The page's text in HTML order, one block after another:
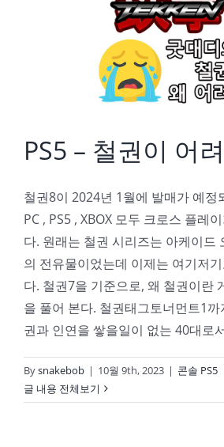
PS5 – 철권이 어
철권8이 2024년 1월에 발매가 예정
PC , PS5 , XBOX 모두 크로스 플레
다. 원래는 철권 시리즈는 아케이드
의 전유물이었는데 이제는 여기저
다. 철권7을 기준으로, 왜 철권이란
을 풀어 본다. 철권태그토너먼트1
권과 인연을 쌓을일이 없는 40대로
Bysnakebob | 10월 9th, 2023 | 콘솔 PS5
글 내용 전체보기